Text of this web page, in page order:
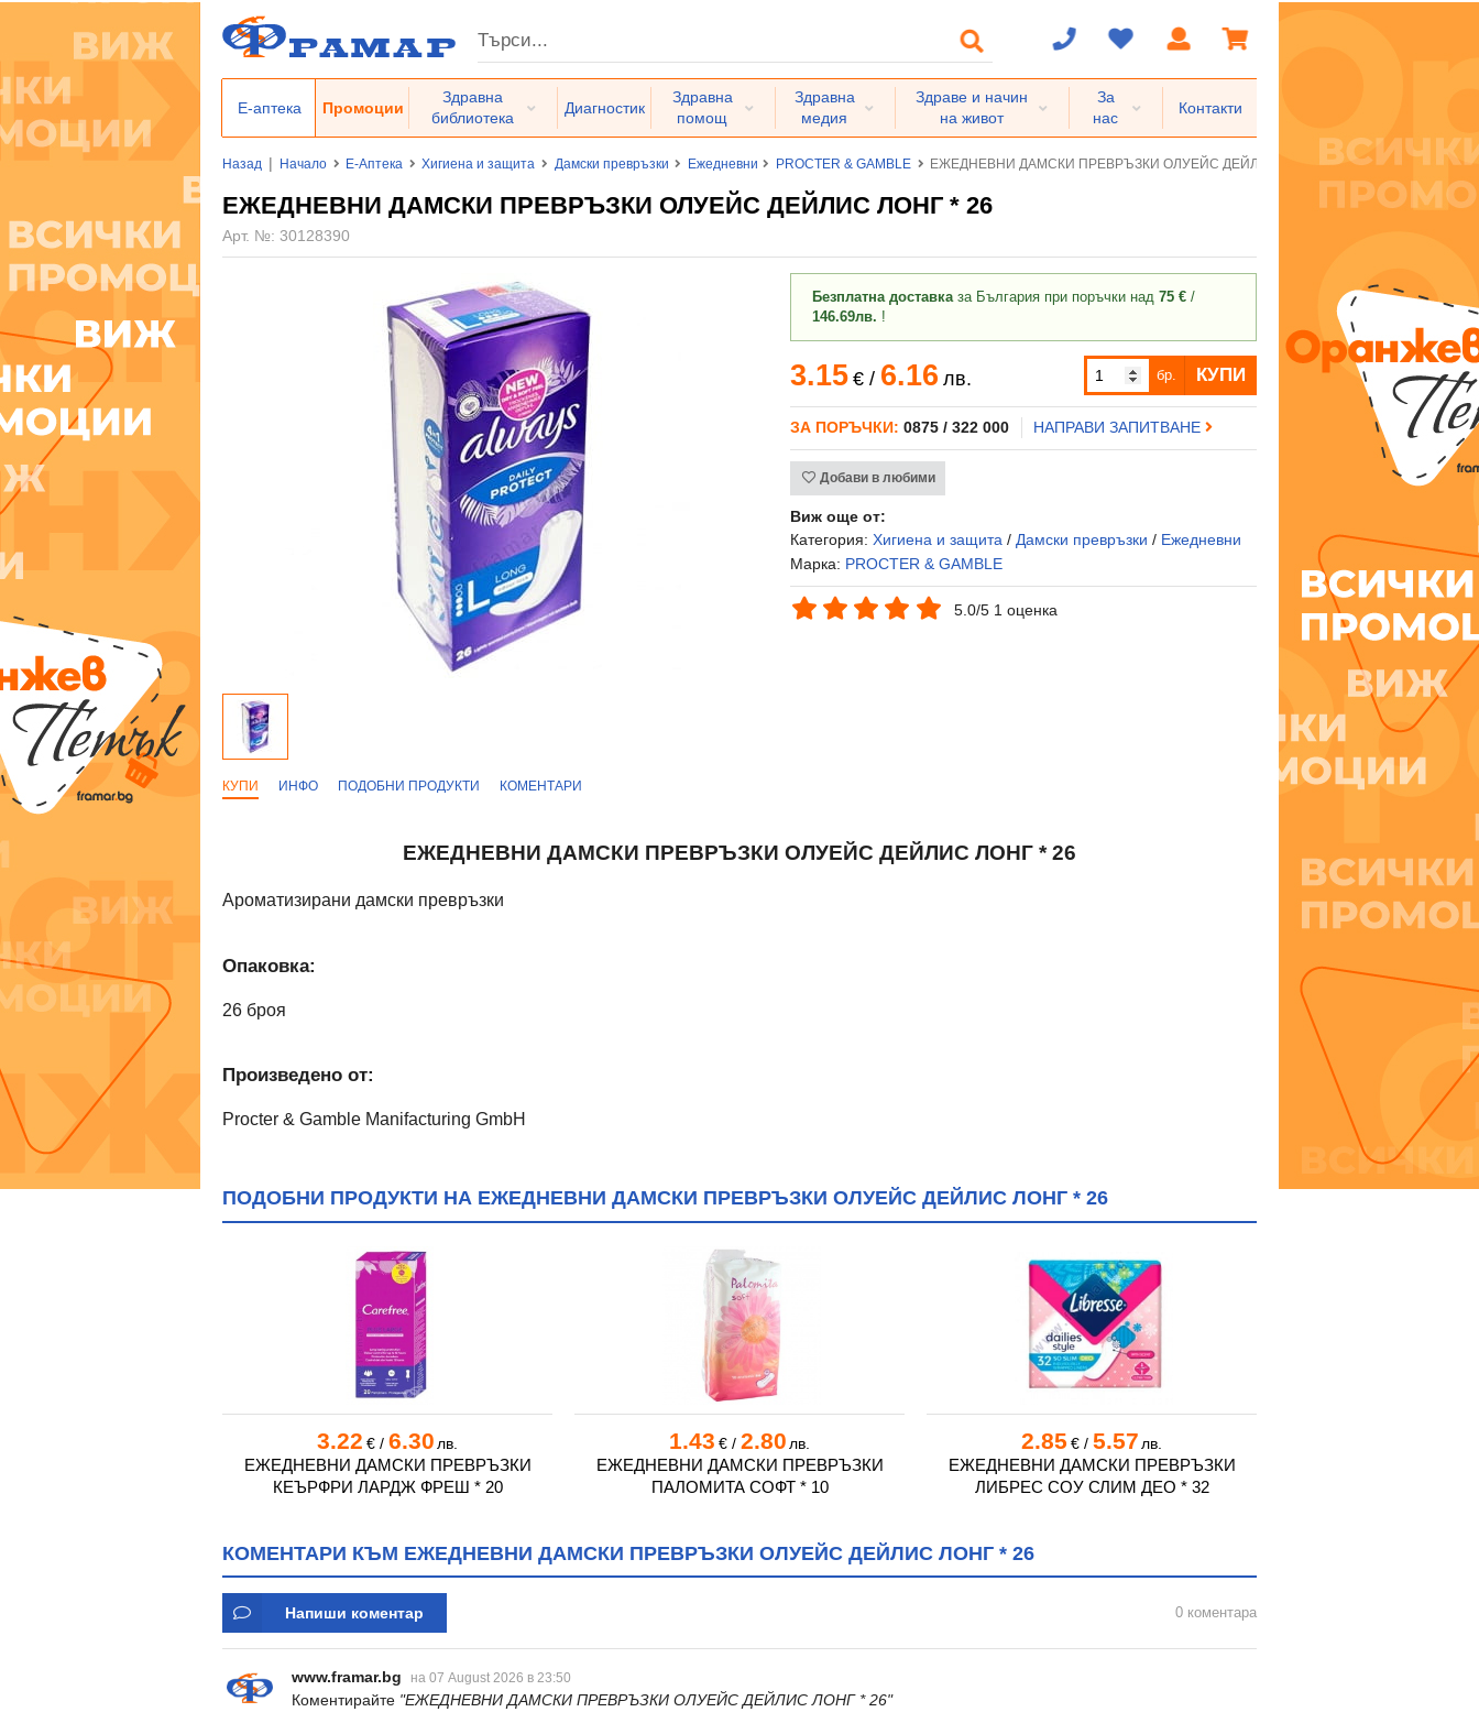
Е-аптека Промоции
Здравна
библиотека
Диагностик
Здравна
помощ
Здравна
медия
Здраве и начин
на живот
За
нас
Контакти
Назад | Начало Е-Аптека Хигиена и защита Дамски превръзки Ежедневни PROCTER & GAMBLE ЕЖЕДНЕВНИ ДАМСКИ ПРЕВРЪЗКИ ОЛУЕЙС ДЕЙЛИС ЛОНГ * 26
ЕЖЕДНЕВНИ ДАМСКИ ПРЕВРЪЗКИ ОЛУЕЙС ДЕЙЛИС ЛОНГ * 26
Арт. №: 30128390
Безплатна доставказа България при поръчки над 75 € /
146.69лв. !
3.15 €/ 6.16 лв. бр. КУПИ
ЗА ПОРЪЧКИ: 0875 / 322 000 НАПРАВИ ЗАПИТВАНЕ
Добави в любими
Виж още от:
Категория:Хигиена и защита /Дамски превръзки / Ежедневни
Марка: PROCTER & GAMBLE
5.0/5 1 оценка
КУПИ ИНФО ПОДОБНИ ПРОДУКТИ КОМЕНТАРИ
ЕЖЕДНЕВНИ ДАМСКИ ПРЕВРЪЗКИ ОЛУЕЙС ДЕЙЛИС ЛОНГ * 26
Ароматизирани дамски превръзки
Опаковка:
26 броя
Произведено от:
Procter & Gamble Manifacturing GmbH
ПОДОБНИ ПРОДУКТИ НА ЕЖЕДНЕВНИ ДАМСКИ ПРЕВРЪЗКИ ОЛУЕЙС ДЕЙЛИС ЛОНГ * 26
3.22 €/ 6.30 лв.
ЕЖЕДНЕВНИ ДАМСКИ ПРЕВРЪЗКИ
КЕЪРФРИ ЛАРДЖ ФРЕШ * 20
1.43 €/ 2.80 лв.
ЕЖЕДНЕВНИ ДАМСКИ ПРЕВРЪЗКИ
ПАЛОМИТА СОФТ * 10
2.85 €/ 5.57 лв.
ЕЖЕДНЕВНИ ДАМСКИ ПРЕВРЪЗКИ
ЛИБРЕС СОУ СЛИМ ДЕО * 32
КОМЕНТАРИ КЪМ ЕЖЕДНЕВНИ ДАМСКИ ПРЕВРЪЗКИ ОЛУЕЙС ДЕЙЛИС ЛОНГ * 26
Напиши коментар 0 коментара
www.framar.bg на 07 August 2026 в 23:50
Коментирайте "ЕЖЕДНЕВНИ ДАМСКИ ПРЕВРЪЗКИ ОЛУЕЙС ДЕЙЛИС ЛОНГ * 26"